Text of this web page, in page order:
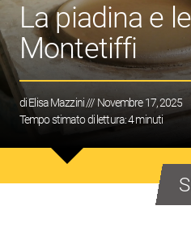
La piadina e
Montetiffi
diElisa Mazzini/// Novembre 17, 2025
Tempo stimato di lettura:4minuti